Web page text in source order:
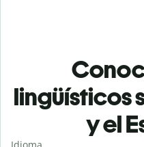
lingüísticos
y el